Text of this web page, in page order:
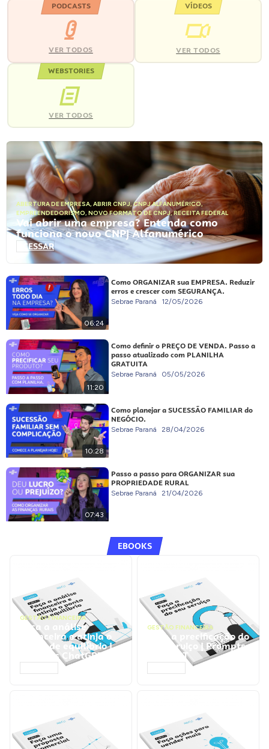
PODCASTS
VER TODOS
VÍDEOS
VER TODOS
WEBSTORIES
VER TODOS
ABERTURA DE EMPRESA, ABRIR CNPJ,CNPJ ALFANUMÉRICO,
EMPREENDEDORISMO, NOVO FORMATO DE CNPJ,RECEITA FEDERAL
Vai abrir uma empresa? Entenda como
funciona o novo CNPJ Alfanumérico
ACESSAR
06:24
Como ORGANIZAR sua EMPRESA. Reduzir
erros e crescer com SEGURANÇA.
Sebrae Paraná 12/05/2026
11:20
Como definir o PREÇO DE VENDA. Passo a
passo atualizado com PLANILHA
GRATUITA
Sebrae Paraná 05/05/2026
10:28
Como planejar a SUCESSÃO FAMILIAR do
NEGÓCIO.
Sebrae Paraná 28/04/2026
07:43
Passo a passo para ORGANIZAR sua
PROPRIEDADE RURAL
Sebrae Paraná 21/04/2026
EBOOKS
GESTÃO FINANCEIRA
Faça a análise
financeira e atinja o
ponto de equilíbrio |
Prompts ChatGPT
GESTÃO FINANCEIRA
Faça a precificação do
seu serviço | Prompts
ChatGPT